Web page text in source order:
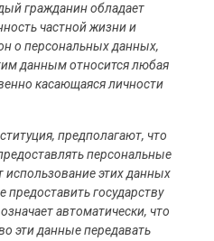
гражданин обладает
частной жизни и
о персональных данных,
данным относится любая
касающаяся личности
предполагают, что
персональные
этих данных
предоставить государству
автоматически, что
эти данные передавать